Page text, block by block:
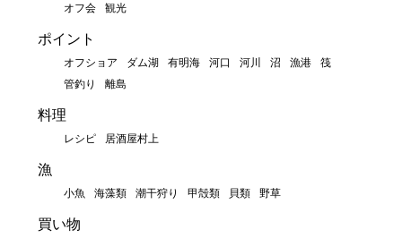
オフ会 観光
ポイント
オフショア ダム湖 有明海 河口 河川 沼 漁港
筏
管釣り
離島
料理
レシピ 居酒屋村上
漁
小魚 海藻類 潮干狩り 甲殻類 貝類 野草
買い物